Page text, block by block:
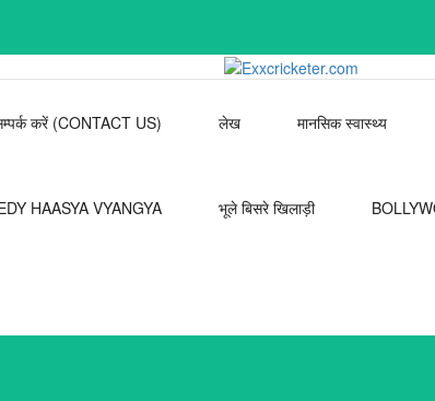
करें (CONTACT US) लेख मानसिक स्वास्थ्य
HAASYA VYANGYA भूले बिसरे खिलाड़ी